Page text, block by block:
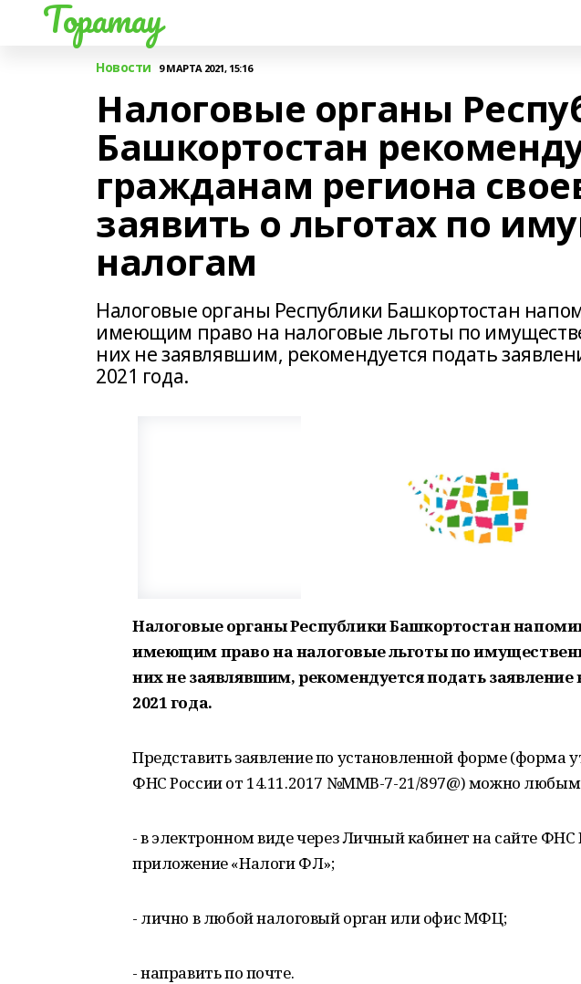
Торатау
Новости 9 МАРТА 2021, 15:16
Налоговые органы
Башкортостан
гражданам региона
заявить о льготах по
налогам
Налоговые органы Республики Башкортостан
имеющим право на налоговые льготы по
них не заявлявшим, рекомендуется подать
2021 года.
Налоговые органы Республики Башкортостан
имеющим право на налоговые льготы по
них не заявлявшим, рекомендуется подать заявление
2021 года.
Представить заявление по установленной форме (форма
ФНС России от 14.11.2017 №ММВ-7-21/897@) можно
- в электронном виде через Личный кабинет на сайте
приложение «Налоги ФЛ»;
- лично в любой налоговый орган или офис МФЦ;
- направить по почте.